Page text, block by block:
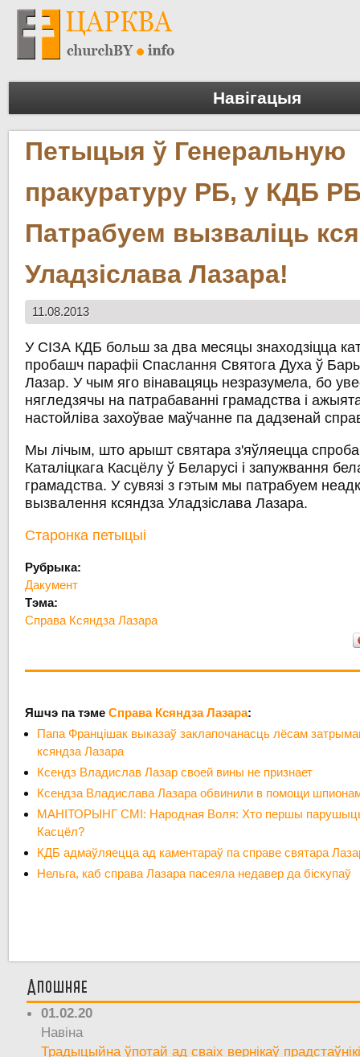
Навігацыя
Петыцыя ў Генеральную
пракуратуру РБ, у КДБ
Патрабуем вызваліць
Уладзіслава Лазара!
11.08.2013
У СІЗА КДБ больш за два месяцы знаходзіцца
пробашч парафіі Спаслання Святога Духа ў
Лазар. У чым яго вінавацяць незразумела, бо
нягледзячы на патрабаванні грамадства і
настойліва захоўвае маўчанне па дадзенай
Мы лічым, што арышт святара з'яўляецца
Каталіцкага Касцёлу ў Беларусі і запужвання
грамадства. У сувязі з гэтым мы патрабуем
вызвалення ксяндза Уладзіслава Лазара.
Старонка петыцыі
Рубрыка:
Дакумент
Тэма:
Справа Ксяндза Лазара
Яшчэ па тэмеСправа Ксяндза Лазара:
Папа Францішак выказаў заклапочанасць лёсам
ксяндза Лазара
Ксендз Владислав Лазар своей вины не признает
Ксендза Владислава Лазара обвинили в помощи
МАНІТОРЫНГ СМІ: Народная Воля: Хто першы
Касцёл?
КДБ адмаўляецца ад каментараў па справе святара
Нельга, каб справа Лазара пасеяла недавер да біскупаў
Апошняе
01.02.20
Навіна
Традыцыйна ўпотай ад сваіх вернікаў